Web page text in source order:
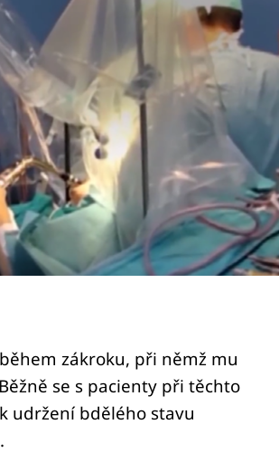
zákroku, při němž mu
se s pacienty při těchto
udržení bdělého stavu